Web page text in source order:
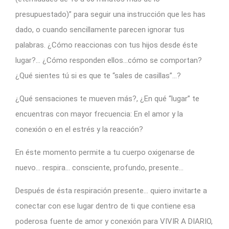
presupuestado)” para seguir una instrucción que les has
dado, o cuando sencillamente parecen ignorar tus
palabras. ¿Cómo reaccionas con tus hijos desde éste
lugar?… ¿Cómo responden ellos…cómo se comportan?
¿Qué sientes tú si es que te “sales de casillas”…?
¿Qué sensaciones te mueven más?, ¿En qué “lugar” te
encuentras con mayor frecuencia: En el amor y la
conexión o en el estrés y la reacción?
En éste momento permite a tu cuerpo oxigenarse de
nuevo… respira… consciente, profundo, presente…
Después de ésta respiración presente… quiero invitarte a
conectar con ese lugar dentro de ti que contiene esa
poderosa fuente de amor y conexión para VIVIR A DIARIO,